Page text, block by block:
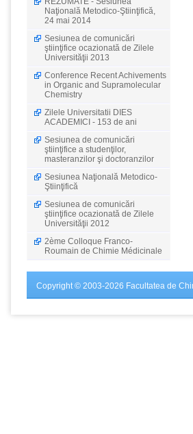
Naţională Metodico-Ştiinţifică,
24 mai 2014
Sesiunea de comunicări
ştiinţifice ocazionată de Zilele
Universităţii 2013
Conference Recent Achivements
in Organic and Supramolecular
Chemistry
Zilele Universitatii DIES
ACADEMICI - 153 de ani
Sesiunea de comunicări
ştiinţifice a studenţilor,
masteranzilor şi doctoranzilor
Sesiunea Naţională Metodico-
Ştiinţifică
Sesiunea de comunicări
ştiinţifice ocazionată de Zilele
Universităţii 2012
2ème Colloque Franco-
Roumain de Chimie Médicinale
Copyright © 2003-2026 Facultatea de